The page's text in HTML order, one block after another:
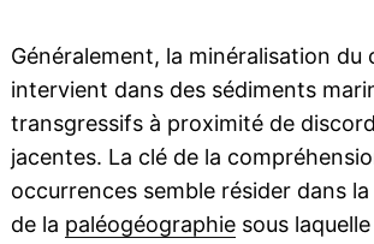
Généralement, la minéralisation du
intervient dans des sédiments
transgressifs à proximité de
jacentes. La clé de la
occurrences semble résider dans
de la paléogéographiesous